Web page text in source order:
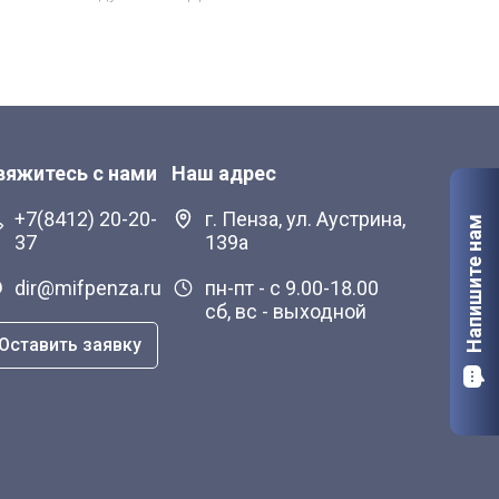
с нами
+7(8412) 20-20-
37
dir@mifpenza.ru
Оставить заявку
Наш адрес
г. Пенза, ул. Аустрина,
139а
пн-пт - с 9.00-18.00
сб, вс - выходной
Напишите нам